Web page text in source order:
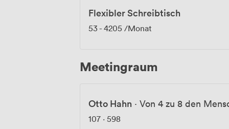
Flexibler Schreibtisch
53- 4205 /Monat
Meetingraum
Otto Hahn · Von 4 zu 8 den
107 · 598